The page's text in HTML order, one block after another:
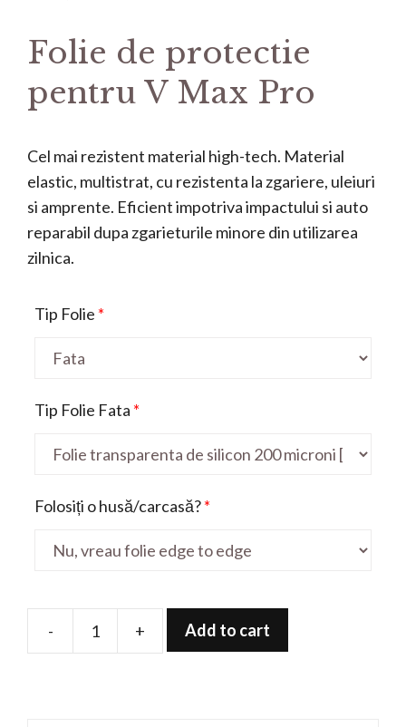
Folie de protectie
pentru V Max Pro
Cel mai rezistent material high-tech. Material
elastic, multistrat, cu rezistenta la zgariere, uleiuri
si amprente. Eficient impotriva impactului si auto
reparabil dupa zgarieturile minore din utilizarea
zilnica.
Tip Folie *
Tip Folie Fata *
Folosiți o husă/carcasă?*
-
Folie
+ Add to cart